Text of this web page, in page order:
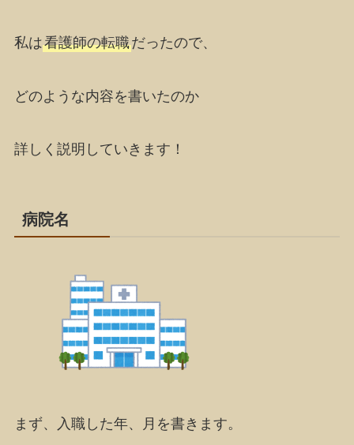
私は看護師の転職だったので、
どのような内容を書いたのか
詳しく説明していきます！
病院名
まず、入職した年、月 を書きます。